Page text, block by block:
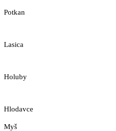
Potkan
Lasica
Holuby
Hlodavce
Myš